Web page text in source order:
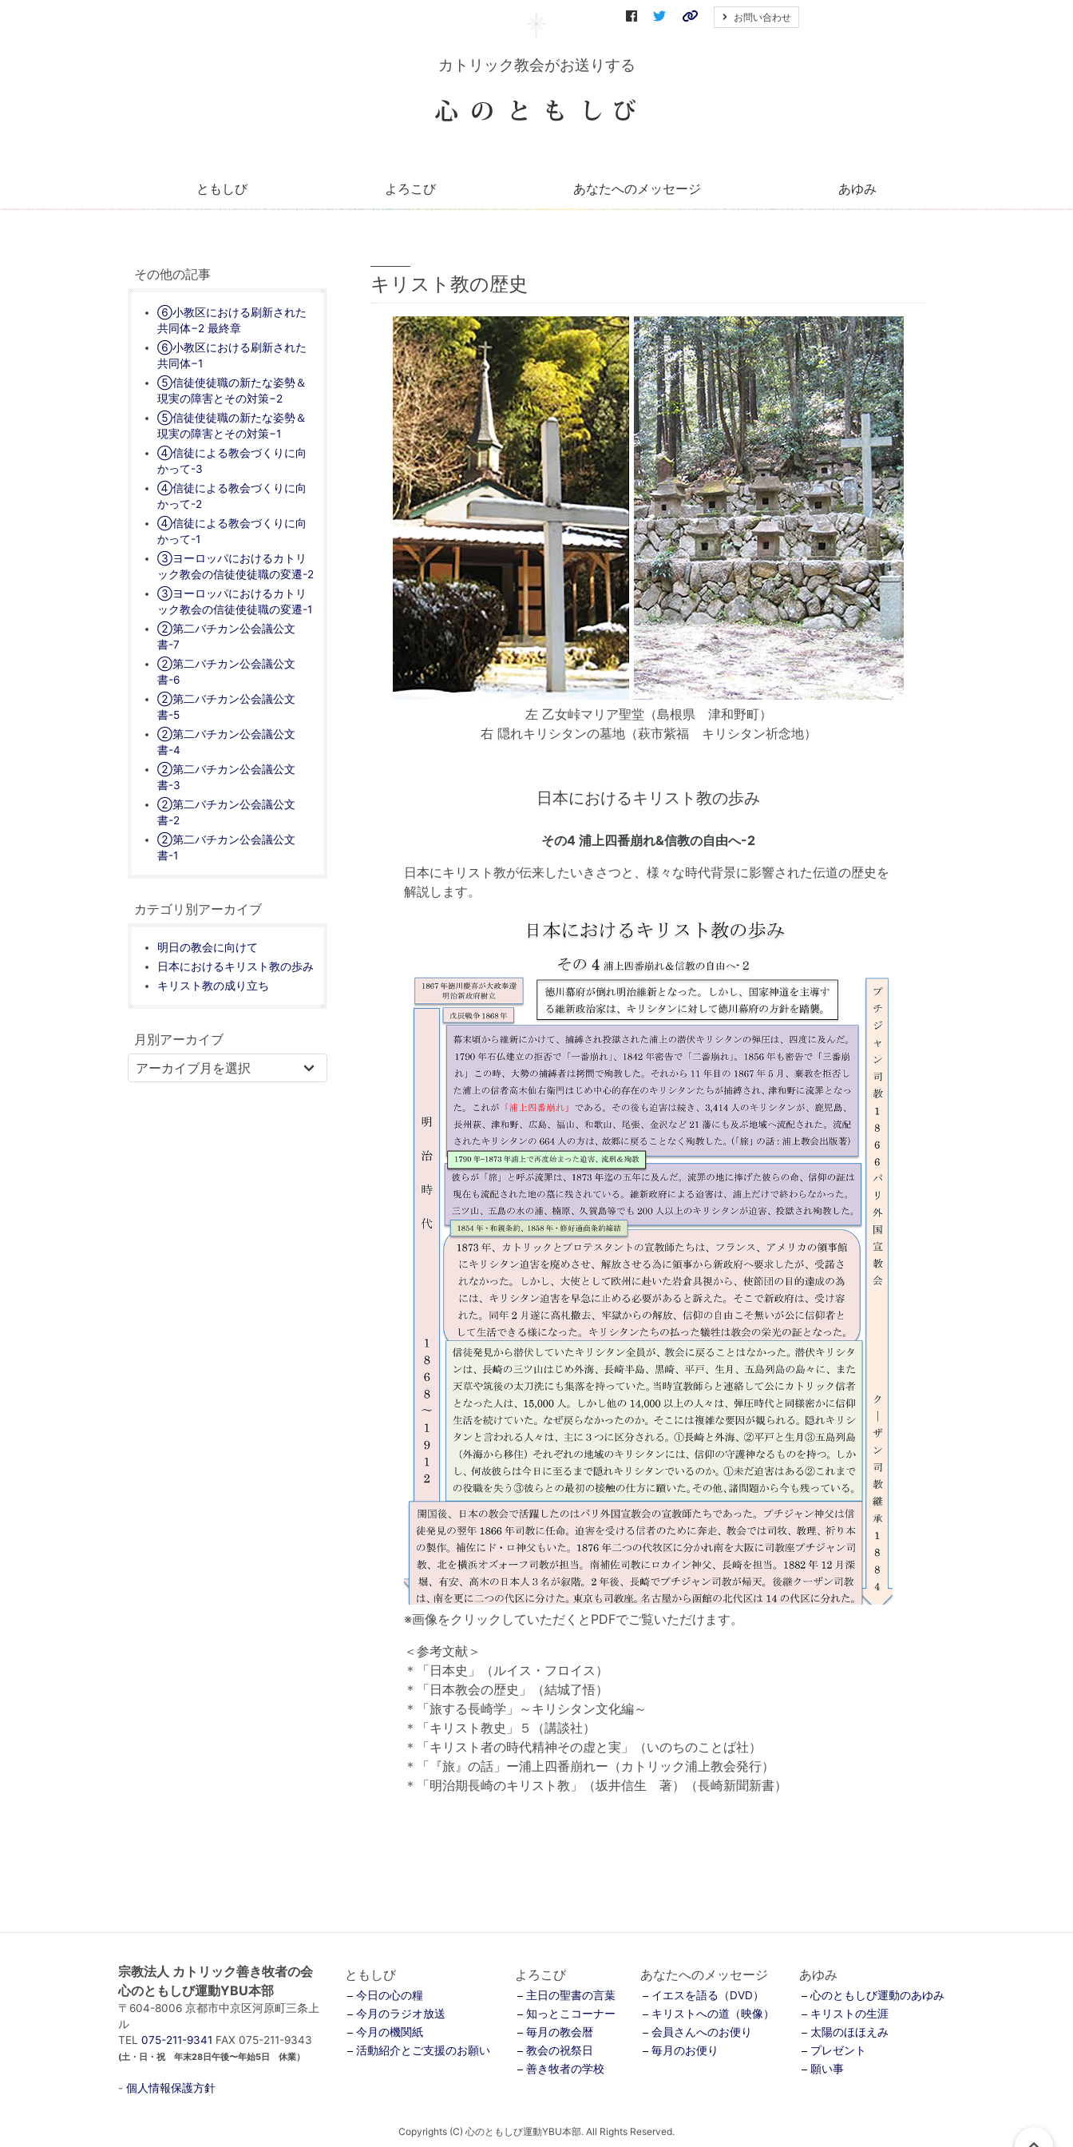
カトリック教会がお送りする
お問い合わせ
ともしび よろこび あなたへのメッセージ あゆみ
キリスト教の歴史
左 乙女峠マリア聖堂（島根県 津和野町）
右 隠れキリシタンの墓地（萩市紫福 キリシタン祈念地）
日本におけるキリスト教の歩み
その4 浦上四番崩れ&信教の自由へ-2
日本にキリスト教が伝来したいきさつと、様々な時代背景に影響された伝道の歴史を
解説します。
※画像をクリックしていただくとPDFでご覧いただけます。
＜参考文献＞
＊「日本史」（ルイス・フロイス）
＊「日本教会の歴史」（結城了悟）
＊「旅する長崎学」～キリシタン文化編～
＊「キリスト教史」５（講談社）
＊「キリスト者の時代精神その虚と実」（いのちのことば社）
＊「『旅』の話」ー浦上四番崩れー（カトリック浦上教会発行）
＊「明治期長崎のキリスト教」（坂井信生 著）（長崎新聞新書）
その他の記事
⑥小教区における刷新された
共同体−2 最終章
⑥小教区における刷新された
共同体−1
⑤信徒使徒職の新たな姿勢＆
現実の障害とその対策−2
⑤信徒使徒職の新たな姿勢＆
現実の障害とその対策−1
④信徒による教会づくりに向
かって-3
④信徒による教会づくりに向
かって-2
④信徒による教会づくりに向
かって-1
③ヨーロッパにおけるカトリ
ック教会の信徒使徒職の変遷-2
③ヨーロッパにおけるカトリ
ック教会の信徒使徒職の変遷-1
②第二バチカン公会議公文
書-7
②第二バチカン公会議公文
書-6
②第二バチカン公会議公文
書-5
②第二バチカン公会議公文
書-4
②第二バチカン公会議公文
書-3
②第二バチカン公会議公文
書-2
②第二バチカン公会議公文
書-1
カテゴリ別アーカイブ
明日の教会に向けて
日本におけるキリスト教の歩み
キリスト教の成り立ち
月別アーカイブ
宗教法人 カトリック善き牧者の会
心のともしび運動YBU本部
〒604-8006 京都市中京区河原町三条上
ル
TEL 075-211-9341 FAX 075-211-9343
(土・日・祝 年末28日午後〜年始5日 休業）
- 個人情報保護方針
ともしび
今日の心の糧
今月のラジオ放送
今月の機関紙
活動紹介とご支援のお願い
よろこび
主日の聖書の言葉
知っとこコーナー
毎月の教会暦
教会の祝祭日
善き牧者の学校
あなたへのメッセージ
イエスを語る（DVD）
キリストへの道（映像）
会員さんへのお便り
毎月のお便り
あゆみ
心のともしび運動のあゆみ
キリストの生涯
太陽のほほえみ
プレゼント
願い事
Copyrights (C) 心のともしび運動YBU本部. All Rights Reserved.